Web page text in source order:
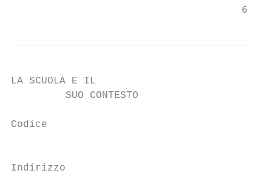
                                      6
LA SCUOLA E IL
SUO CONTESTO
Codice
Indirizzo